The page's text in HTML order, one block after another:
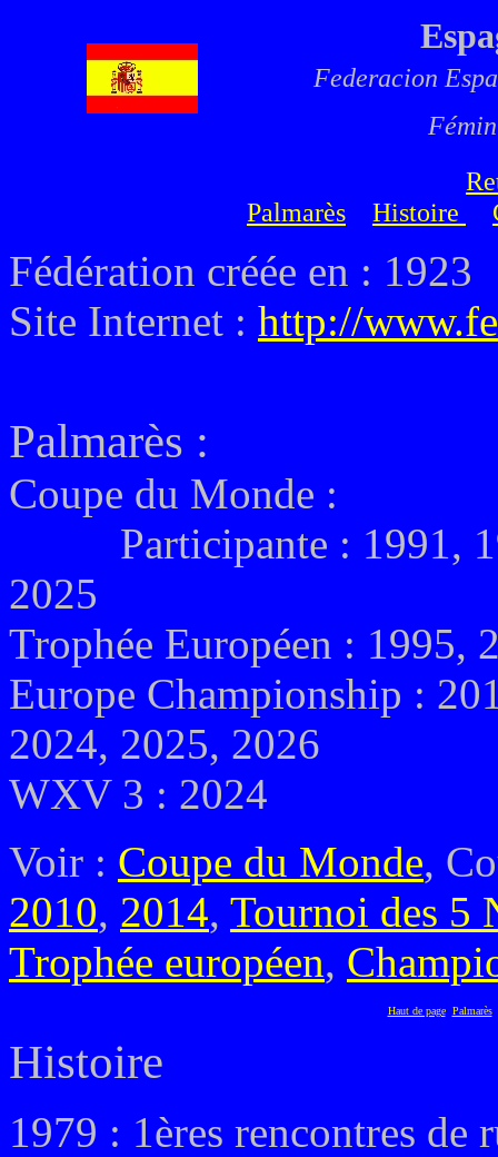
Federacion
Palmarès
Histoire
Fédération créée en : 1923
Site Internet : http://
Palmarès :
Coupe du Monde :
Participante : 1991,
2025
Trophée Européen : 1995,
Europe Championship :
2024, 2025, 2026
WXV 3 : 2024
Voir : Coupe du Monde,
2010, 2014, Tournoi des 5
Trophée européen,
Haut de page Palmarès
Histoire
1979 : 1ères rencontres